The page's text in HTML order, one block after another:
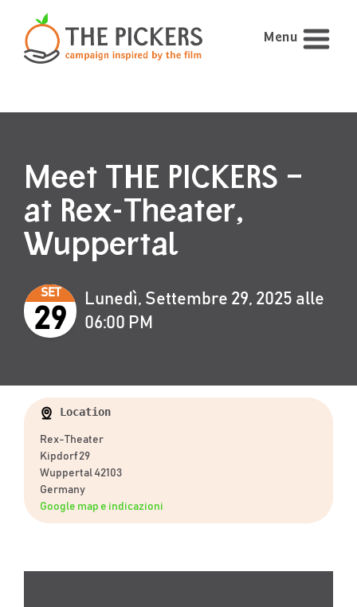
Menu
Meet THE PICKERS –
at Rex-Theater,
Wuppertal
SET
29
Lunedì, Settembre 29, 2025 alle
06:00 PM
Location
Rex-Theater
Kipdorf 29
Wuppertal 42103
Germany
Google map e indicazioni